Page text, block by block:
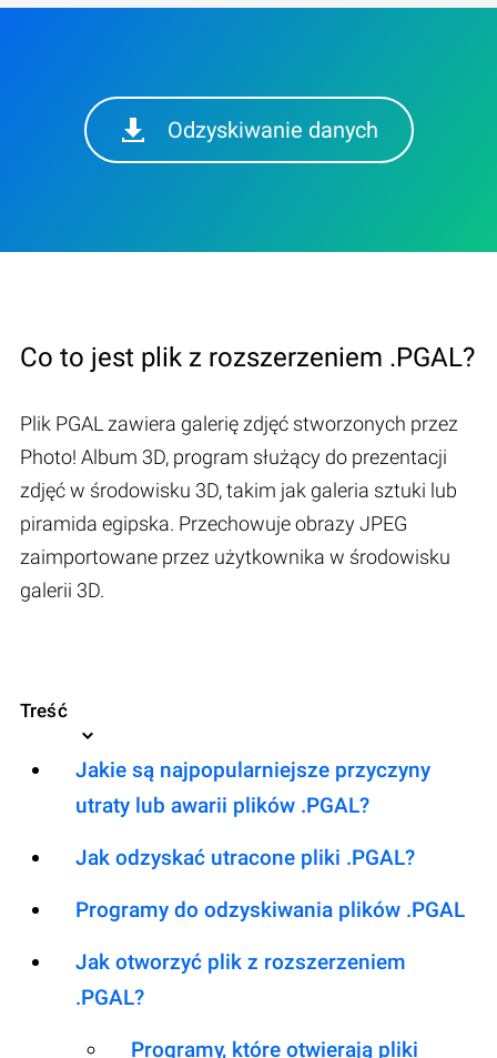
Odzyskiwanie danych
Co to jest plik z rozszerzeniem .PGAL?
Plik PGAL zawiera galerię zdjęć stworzonych przez
Photo! Album 3D, program służący do prezentacji
zdjęć w środowisku 3D, takim jak galeria sztuki lub
piramida egipska. Przechowuje obrazy JPEG
zaimportowane przez użytkownika w środowisku
galerii 3D.
Treść
Jakie są najpopularniejsze przyczyny
utraty lub awarii plików .PGAL?
Jak odzyskać utracone pliki .PGAL?
Programy do odzyskiwania plików .PGAL
Jak otworzyć plik z rozszerzeniem
.PGAL?
Programy, które otwierają pliki